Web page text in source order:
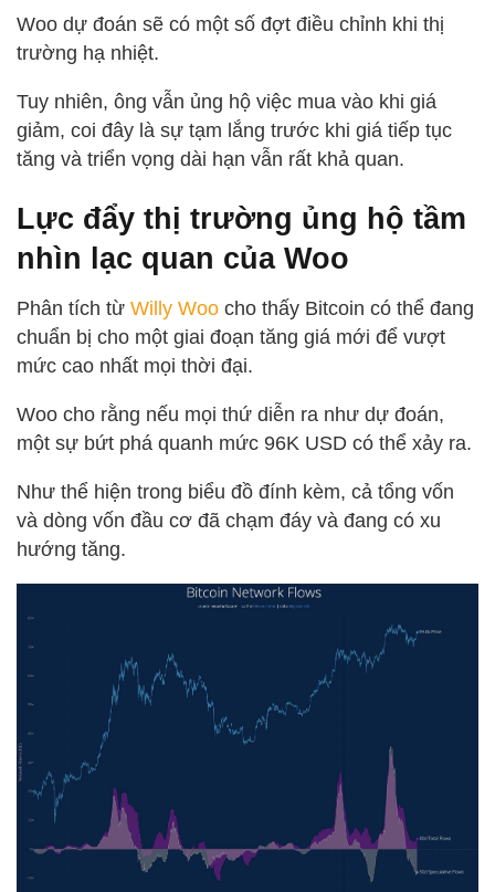
Woo dự đoán sẽ có một số đợt điều chỉnh khi thị
trường hạ nhiệt.
Tuy nhiên, ông vẫn ủng hộ việc mua vào khi giá
giảm, coi đây là sự tạm lắng trước khi giá tiếp tục
tăng và triển vọng dài hạn vẫn rất khả quan.
Lực đẩy thị trường ủng hộ tầm
nhìn lạc quan của Woo
Phân tích từ Willy Woo cho thấy Bitcoin có thể đang
chuẩn bị cho một giai đoạn tăng giá mới để vượt
mức cao nhất mọi thời đại.
Woo cho rằng nếu mọi thứ diễn ra như dự đoán,
một sự bứt phá quanh mức 96K USD có thể xảy ra.
Như thể hiện trong biểu đồ đính kèm, cả tổng vốn
và dòng vốn đầu cơ đã chạm đáy và đang có xu
hướng tăng.